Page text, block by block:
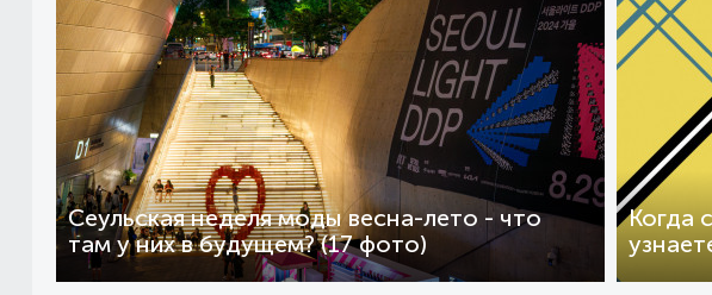
Сеульская неделя моды весна-лето - что
там у них в будущем? (17 фото)
Когда